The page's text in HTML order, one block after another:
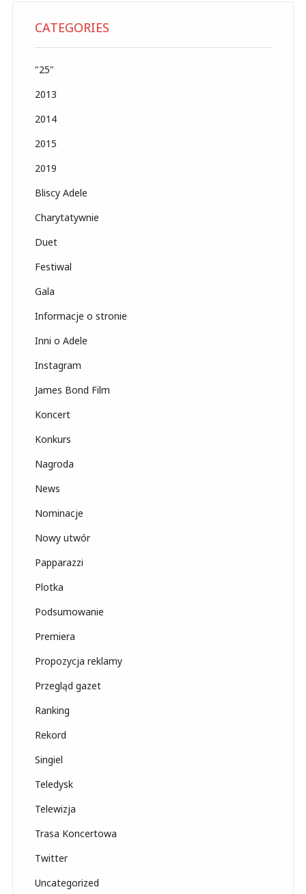
CATEGORIES
"25"
2013
2014
2015
2019
Bliscy Adele
Charytatywnie
Duet
Festiwal
Gala
Informacje o stronie
Inni o Adele
Instagram
James Bond Film
Koncert
Konkurs
Nagroda
News
Nominacje
Nowy utwór
Papparazzi
Plotka
Podsumowanie
Premiera
Propozycja reklamy
Przegląd gazet
Ranking
Rekord
Singiel
Teledysk
Telewizja
Trasa Koncertowa
Twitter
Uncategorized